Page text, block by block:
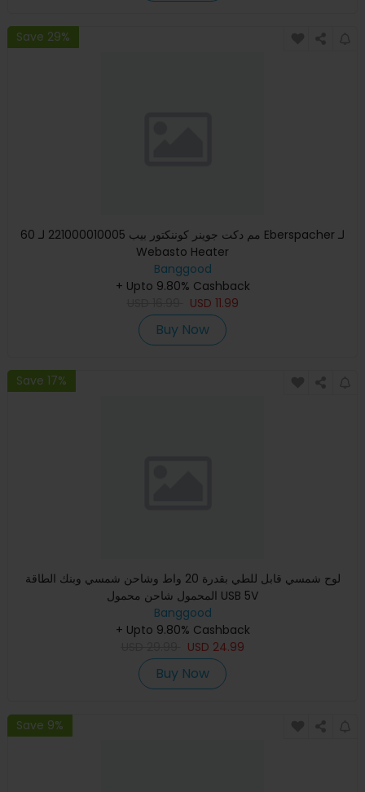
Save 29%
60 مم دكت جوينر كوننكتور بيب 221000010005 لـ Eberspacher لـ
Webasto Heater
Banggood
+ Upto 9.80% Cashback
USD 11.99
Buy Now
Save 17%
لوح شمسي قابل للطي بقدرة 20 واط وشاحن شمسي وبنك الطاقة
المحمول شاحن محمول USB 5V
Banggood
+ Upto 9.80% Cashback
USD 24.99
Buy Now
Save 9%